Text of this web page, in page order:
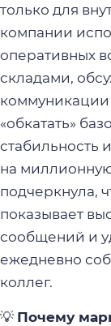
только для
компании
оперативных
складами,
коммуникации
«обкатать»
стабильность
на
подчеркнула,
показывает
сообщений и
ежедневно
коллег.
💡 Почему